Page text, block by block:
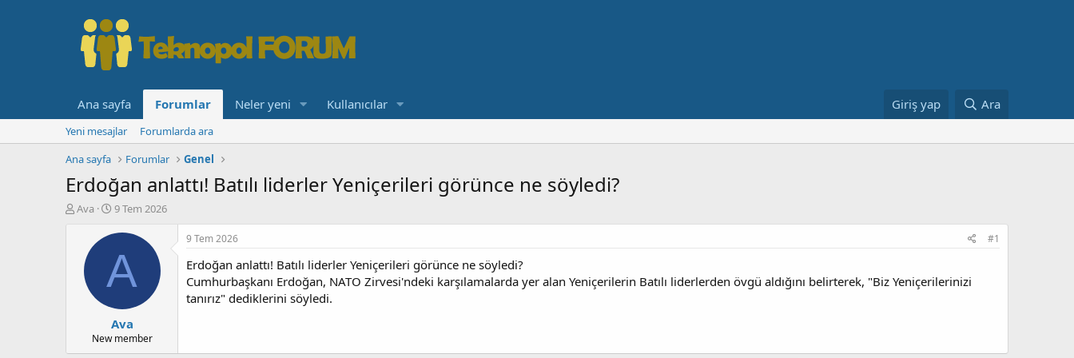
Ana sayfa Forumlar Neler yeni Kullanıcılar Giriş yap Ara
Yeni mesajlar
Forumlarda ara
Ana sayfa
Forumlar Genel
Erdoğan anlattı! Batılı liderler Yeniçerileri görünce ne söyledi?
K
l
Ava
B
ş
a
n
ı
ç
t
a
9 Tem 2026
A
Ava
New member
9 Tem 2026 #1
Erdoğan anlattı! Batılı liderler Yeniçerileri görünce ne söyledi?
Cumhurbaşkanı Erdoğan, NATO Zirvesi'ndeki karşılamalarda yer alan Yeniçerilerin Batılı liderlerden övgü aldığını belirterek, "Biz Yeniçerilerinizi
tanırız" dediklerini söyledi.